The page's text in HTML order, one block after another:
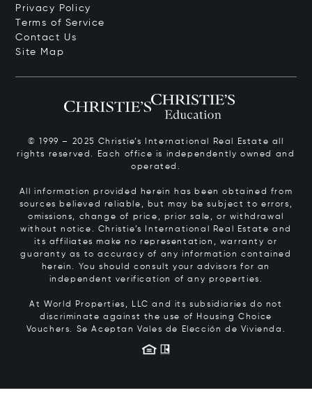
Privacy Policy
Terms of Service
Contact Us
Site Map
© 1999 – 2025 Christie’s International Real Estate all
rights reserved. Each office is independently owned and
operated.
All information provided herein has been obtained from
sources believed reliable, but may be subject to errors,
omissions, change of price, prior sale, or withdrawal
without notice. Christie’s International Real Estate and
its affiliates make no representation, warranty or
guaranty as to accuracy of any information contained
herein. You should consult your advisors for an
independent verification of any properties.
At World Properties, LLC and its subsidiaries do not
discriminate against the use of Housing Choice
Vouchers. Se Aceptan Vales de Elección de Vivienda.